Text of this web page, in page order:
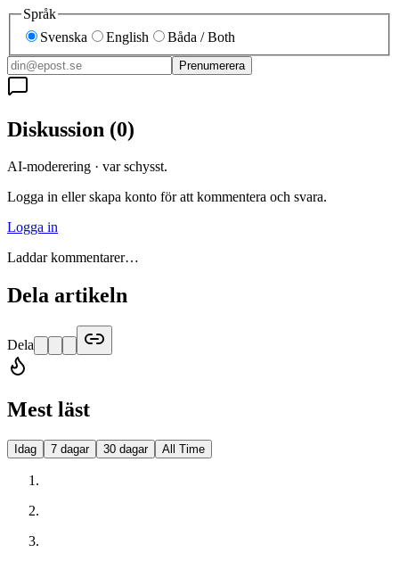
Språk
Svenska
English Båda / Both
Prenumerera
Diskussion (0)
AI-moderering · var schysst.
Logga in eller skapa konto för att kommentera och svara.
Logga in
Laddar kommentarer…
Dela artikeln
Dela
Mest läst
Idag 7 dagar 30 dagar All Time